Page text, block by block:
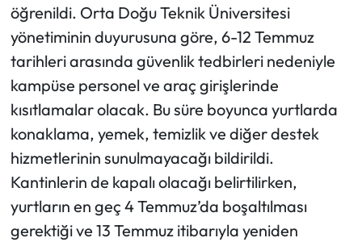
öğrenildi. Orta Doğu Teknik Üniversitesi
yönetiminin duyurusuna göre, 6-12 Temmuz
tarihleri arasında güvenlik tedbirleri nedeniyle
kampüse personel ve araç girişlerinde
kısıtlamalar olacak. Bu süre boyunca yurtlarda
konaklama, yemek, temizlik ve diğer destek
hizmetlerinin sunulmayacağı bildirildi.
Kantinlerin de kapalı olacağı belirtilirken,
yurtların en geç 4 Temmuz’da boşaltılması
gerektiği ve 13 Temmuz itibarıyla yeniden